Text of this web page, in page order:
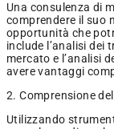
Una consulenza di
comprendere il suo
opportunità che
include l’analisi dei
mercato e l’analisi
avere vantaggi
2. Comprensione
Utilizzando